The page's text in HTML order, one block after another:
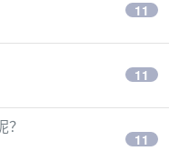
11
11
11